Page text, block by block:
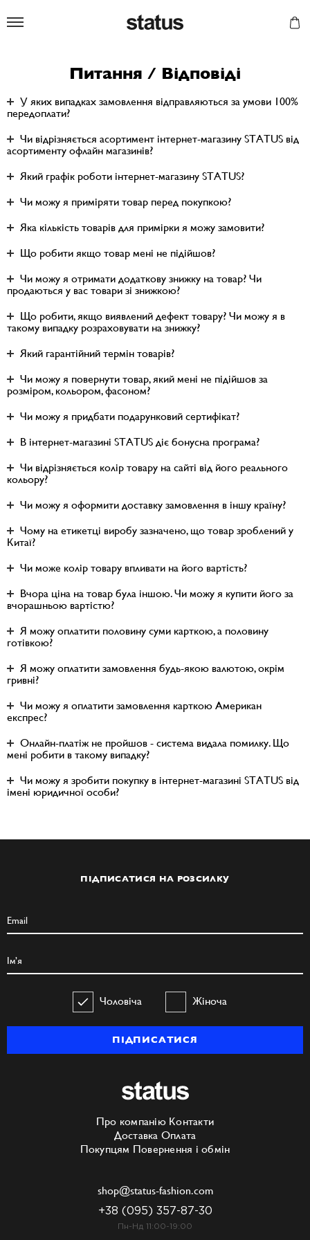
Питання / Відповіді
У яких випадках замовлення відправляються за умови 100%
передоплати?
Чи відрізняється асортимент інтернет-магазину STATUS від
асортименту офлайн магазинів?
Який графік роботи інтернет-магазину STATUS?
Чи можу я приміряти товар перед покупкою?
Яка кількість товарів для примірки я можу замовити?
Що робити якщо товар мені не підійшов?
Чи можу я отримати додаткову знижку на товар? Чи
продаються у вас товари зі знижкою?
Що робити, якщо виявлений дефект товару? Чи можу я в
такому випадку розраховувати на знижку?
Який гарантійний термін товарів?
Чи можу я повернути товар, який мені не підійшов за
розміром, кольором, фасоном?
Чи можу я придбати подарунковий сертифікат?
В інтернет-магазині STATUS діє бонусна програма?
Чи відрізняється колір товару на сайті від його реального
кольору?
Чи можу я оформити доставку замовлення в іншу країну?
Чому на етикетці виробу зазначено, що товар зроблений у
Китаї?
Чи може колір товару впливати на його вартість?
Вчора ціна на товар була іншою. Чи можу я купити його за
вчорашньою вартістю?
Я можу оплатити половину суми карткою, а половину
готівкою?
Я можу оплатити замовлення будь-якою валютою, окрім
гривні?
Чи можу я оплатити замовлення карткою Американ
експрес?
Онлайн-платіж не пройшов - система видала помилку. Що
мені робити в такому випадку?
Чи можу я зробити покупку в інтернет-магазині STATUS від
імені юридичної особи?
ПІДПИСАТИСЯ НА РОЗСИЛКУ
Чоловіча Жіноча
ПІДПИСАТИСЯ
Про компанію Контакти
Доставка Оплата
Покупцям Повернення і обмін
shop@status-fashion.com
+38 (095) 357-87-30
Пн-Нд 11:00-19:00